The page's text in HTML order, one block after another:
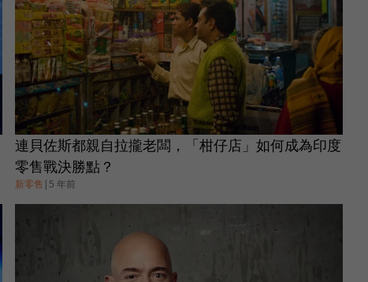
連貝佐斯都親自拉攏老闆，「柑仔店」如何成為印度
零售戰決勝點？
新零售 | 5 年前